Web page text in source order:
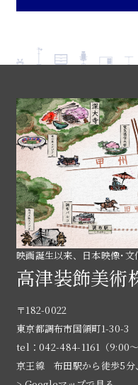
映画誕生以来、日本映像･
高津装飾美術
〒182-0022
東京都調布市国領町1-30-3
tel：042-484-1161（9:00〜
京王線 布田駅から徒歩5分